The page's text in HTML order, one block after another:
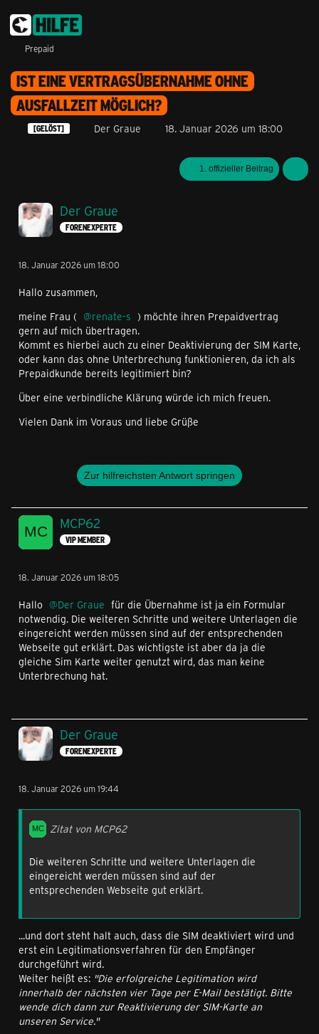
Prepaid
IST EINE VERTRAGSÜBERNAHME OHNE
AUSFALLZEIT MÖGLICH?
[GELÖST] Der Graue 18. Januar 2026 um 18:00
1. offizieller Beitrag
Der Graue
FORENEXPERTE
18. Januar 2026 um 18:00
Hallo zusammen,
meine Frau (
renate-s ) möchte ihren Prepaidvertrag
gern auf mich übertragen.
Kommt es hierbei auch zu einer Deaktivierung der SIM Karte,
oder kann das ohne Unterbrechung funktionieren, da ich als
Prepaidkunde bereits legitimiert bin?
Über eine verbindliche Klärung würde ich mich freuen.
Vielen Dank im Voraus und liebe Grüße
Zur hilfreichsten Antwort springen
MCP62
VIP MEMBER
18. Januar 2026 um 18:05
Hallo Der Graue für die Übernahme ist ja ein Formular
notwendig. Die weiteren Schritte und weitere Unterlagen die
eingereicht werden müssen sind auf der entsprechenden
Webseite gut erklärt. Das wichtigste ist aber da ja die
gleiche Sim Karte weiter genutzt wird, das man keine
Unterbrechung hat.
Der Graue
FORENEXPERTE
18. Januar 2026 um 19:44
Zitat von MCP62
Die weiteren Schritte und weitere Unterlagen die
eingereicht werden müssen sind auf der
entsprechenden Webseite gut erklärt.
...und dort steht halt auch, dass die SIM deaktiviert wird und
erst ein Legitimationsverfahren für den Empfänger
durchgeführt wird.
Weiter heißt es: "Die erfolgreiche Legitimation wird
innerhalb der nächsten vier Tage per E-Mail bestätigt. Bitte
wende dich dann zur Reaktivierung der SIM-Karte an
unseren Service."